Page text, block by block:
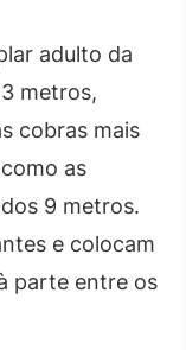
adulto da
metros,
cobras mais
as
9 metros.
e colocam
parte entre os